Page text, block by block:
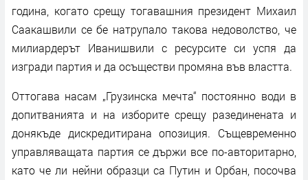
година, когато срещу тогавашния президент Михаил
Саакашвили се бе натрупало такова недоволство, че
милиардерът Иванишвили с ресурсите си успя да
изгради партия и да осъществи промяна във властта.
Оттогава насам „Грузинска мечта“ постоянно води в
допитванията и на изборите срещу разединената и
донякъде дискредитирана опозиция. Същевременно
управляващата партия се държи все по-авторитарно,
като че ли нейни образци са Путин и Орбан, посочва